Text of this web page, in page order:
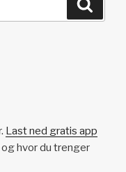
Last ned gratis app
hvor du trenger